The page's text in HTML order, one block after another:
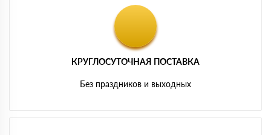
КРУГЛОСУТОЧНАЯ ПОСТАВКА
Без праздников и выходных